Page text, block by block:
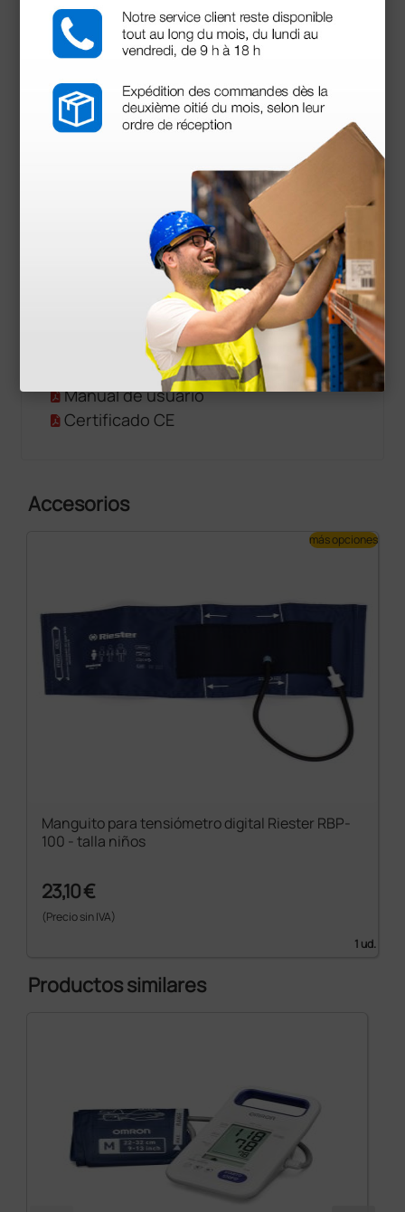
Circunferencia del manguito talla L-XL: 32-52
cm
Presión en el manguito: 0-310 mmHg
Batería recargable NiMh AA 4,8V 2400 mAh
Autonomía de la batería: 1000 mediciones
Medidas: 170 × 135 × 41 mm
Conforme ISO EN13485
Dispositivo Médico de Clase IIA
Documentos
descargables
Manual de usuario
Certificado CE
Accesorios
Manguito para tensiómetro digital Riester RBP-
100 - talla niños
23,10 €
(Precio sin IVA)
1 ud.
más opciones
Productos similares